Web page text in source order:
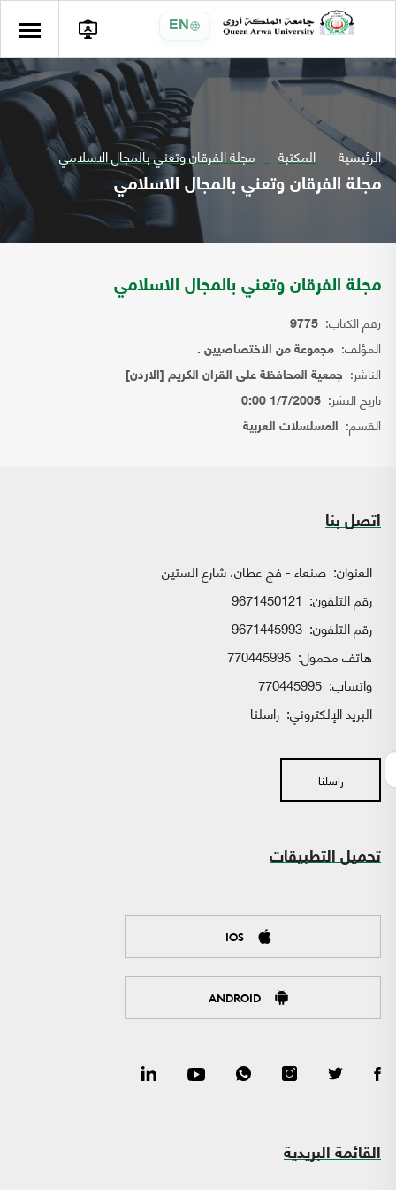
EN
الرئيسية المكتبة مجلة الفرقان وتعني بالمجال الاسلامي
مجلة الفرقان وتعني بالمجال الاسلامي
مجلة الفرقان وتعني بالمجال الاسلامي
رقم الكتاب: 9775
المؤلف: مجموعة من الاختصاصيين .
الناشر: جمعية المحافظة على القران الكريم [الاردن]
تاريخ النشر: 1/7/2005 0:00
القسم: المسلسلات العربية
اتصل بنا
العنوان: صنعاء - فج عطان، شارع الستين
رقم التلفون: 9671450121
رقم التلفون: 9671445993
هاتف محمول: 770445995
واتساب:
البريد الإلكتروني: راسلنا
راسلنا
تحميل التطبيقات
IOS
ANDROID
القائمة البريدية